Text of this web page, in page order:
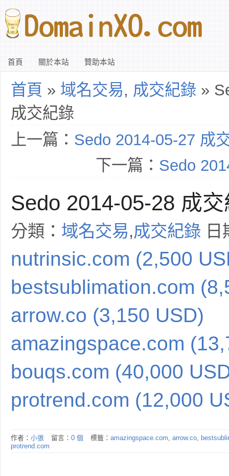
首頁 關於本站 贊助本站
首頁 » 域名交易, 成交紀錄 »
成交紀錄
上一篇： Sedo 2014-05-27 成
下一篇： Sedo
Sedo 2014-05-28 成
分類： 域名交易,成交紀錄
nutrinsic.com (2,500
bestsublimation.com
arrow.co (3,150 USD)
amazingspace.com
bouqs.com (40,000
protrend.com (12,000
作者： 小張 留言： 0 個 標籤： amazingspace.com, arrow.co,
protrend.com